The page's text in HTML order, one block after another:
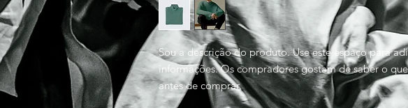
Sou a descrição do produto. Use este espaço para
informações. Os compradores gostam de saber o
antes de comprar.